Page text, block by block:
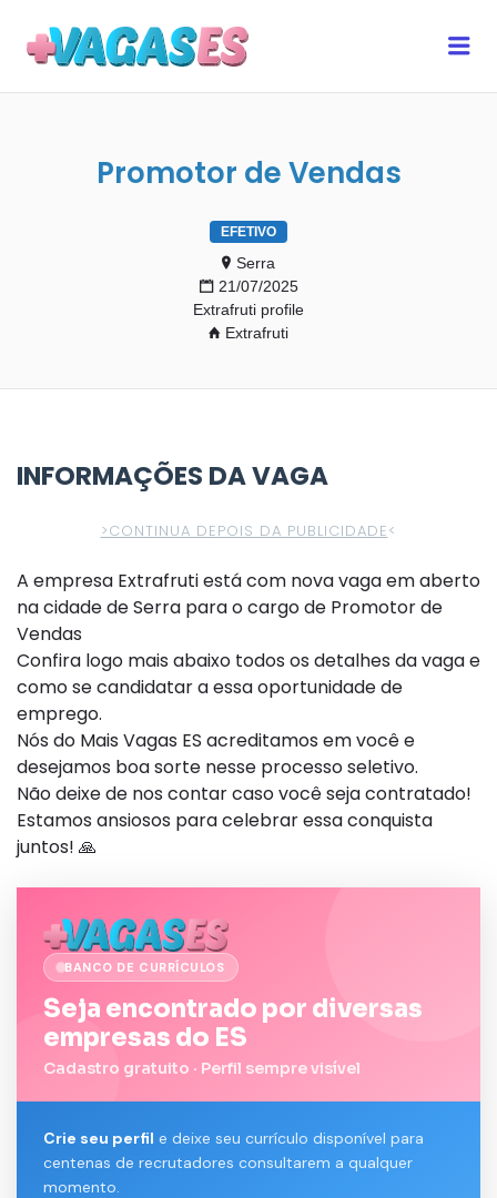
Promotor de Vendas
EFETIVO
Serra
21/07/2025
Extrafruti profile
Extrafruti
INFORMAÇÕES DA VAGA
>CONTINUA DEPOIS DA PUBLICIDADE<
A empresa Extrafruti está com nova vaga em aberto
na cidade de Serra para o cargo de Promotor de
Vendas
Confira logo mais abaixo todos os detalhes da vaga e
como se candidatar a essa oportunidade de
emprego.
Nós do Mais Vagas ES acreditamos em você e
desejamos boa sorte nesse processo seletivo.
Não deixe de nos contar caso você seja contratado!
Estamos ansiosos para celebrar essa conquista
juntos! 🙏
BANCO DE CURRÍCULOS
Seja encontrado por diversas
empresas do ES
Cadastro gratuito · Perfil sempre visível
Crie seu perfil e deixe seu currículo disponível para
centenas de recrutadores consultarem a qualquer
momento.